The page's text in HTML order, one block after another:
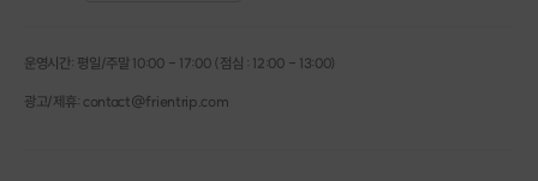
운영시간: 평일/주말 10:00 - 17:00 (점심 : 12:00 - 13:00)
광고/제휴: contact@frientrip.com